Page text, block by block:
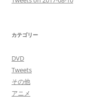
カテゴリー
DVD
Tweets
その他
アニメ